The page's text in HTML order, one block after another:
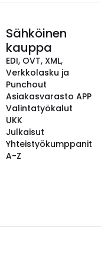
Sähköinen
kauppa
EDI, OVT, XML,
Verkkolasku ja
Punchout
Asiakasvarasto APP
Valintatyökalut
UKK
Julkaisut
Yhteistyökumppanit
A-Z